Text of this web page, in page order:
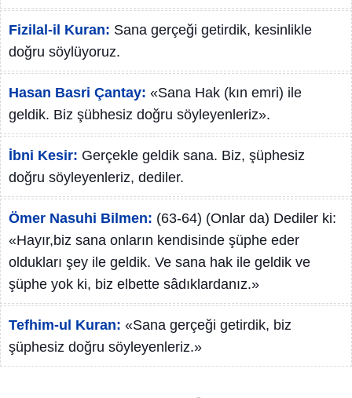
Fizilal-il Kuran: Sana gerçeği getirdik, kesinlikle
doğru söylüyoruz.
Hasan Basri Çantay: «Sana Hak (kın emri) ile
geldik. Biz şübhesiz doğru söyleyenleriz».
İbni Kesir: Gerçekle geldik sana. Biz, şüphesiz
doğru söyleyenleriz, dediler.
Ömer Nasuhi Bilmen: (63-64) (Onlar da) Dediler ki:
«Hayır,biz sana onların kendisinde şüphe eder
oldukları şey ile geldik. Ve sana hak ile geldik ve
şüphe yok ki, biz elbette sâdıklardanız.»
Tefhim-ul Kuran: «Sana gerçeği getirdik, biz
şüphesiz doğru söyleyenleriz.»